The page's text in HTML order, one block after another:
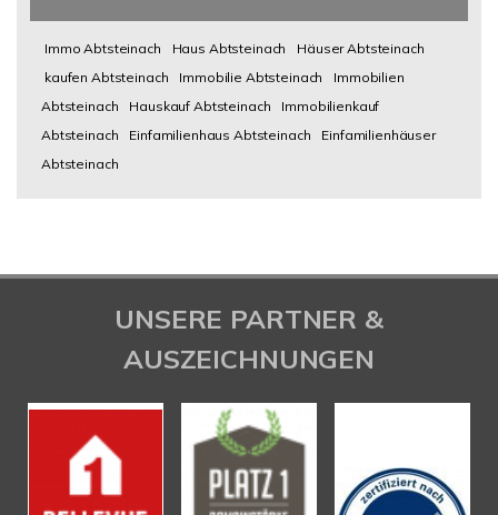
Immo Abtsteinach Haus Abtsteinach
Häuser Abtsteinach
kaufen Abtsteinach
Immobilie Abtsteinach
Immobilien
Abtsteinach
Hauskauf Abtsteinach
Immobilienkauf
Abtsteinach
Einfamilienhaus Abtsteinach
Einfamilienhäuser
Abtsteinach
UNSERE PARTNER &
AUSZEICHNUNGEN